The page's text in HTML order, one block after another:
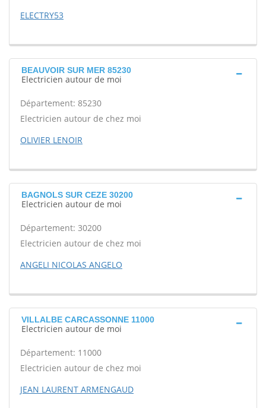
ELECTRY53
BEAUVOIR SUR MER 85230
Electricien autour de moi
Département: 85230
Electricien autour de chez moi
OLIVIER LENOIR
BAGNOLS SUR CEZE 30200
Electricien autour de moi
Département: 30200
Electricien autour de chez moi
ANGELI NICOLAS ANGELO
VILLALBE CARCASSONNE 11000
Electricien autour de moi
Département: 11000
Electricien autour de chez moi
JEAN LAURENT ARMENGAUD